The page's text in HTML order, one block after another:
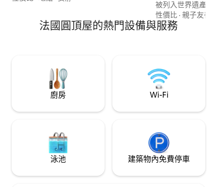
-早餐每人每天 10 歐元，將在現場支付，
如果透過 google 或 LBC 預訂住宿，則免
被列入世界遺產名錄
Dream 圓頂屋是
光的完美選擇。 喜歡派對的人和派對破壞
者，請繼續尋找；
性價比 ·親子友善
法國圓頂屋的熱門設備與服務
廚房 Wi-Fi
泳池 建築物內免費停車